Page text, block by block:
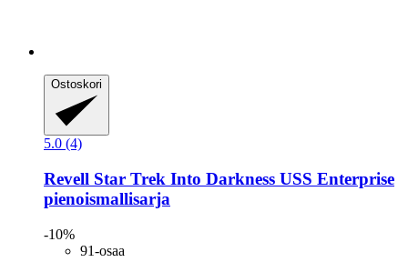
Ostoskori
5.0 (4)
Revell Star Trek Into Darkness USS Enterprise
pienoismallisarja
-10%
91-osaa